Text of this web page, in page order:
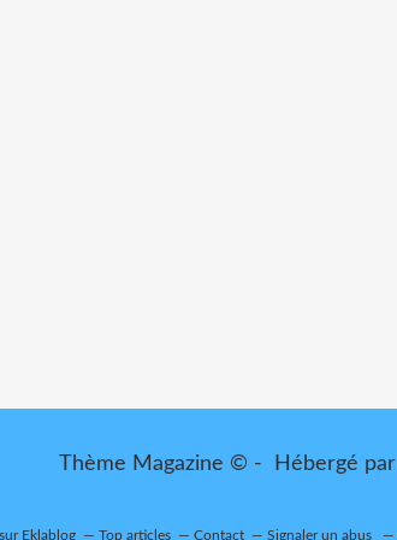
Thème Magazine © - Hébergé par
Eklablog Top articles Contact Signaler un abus